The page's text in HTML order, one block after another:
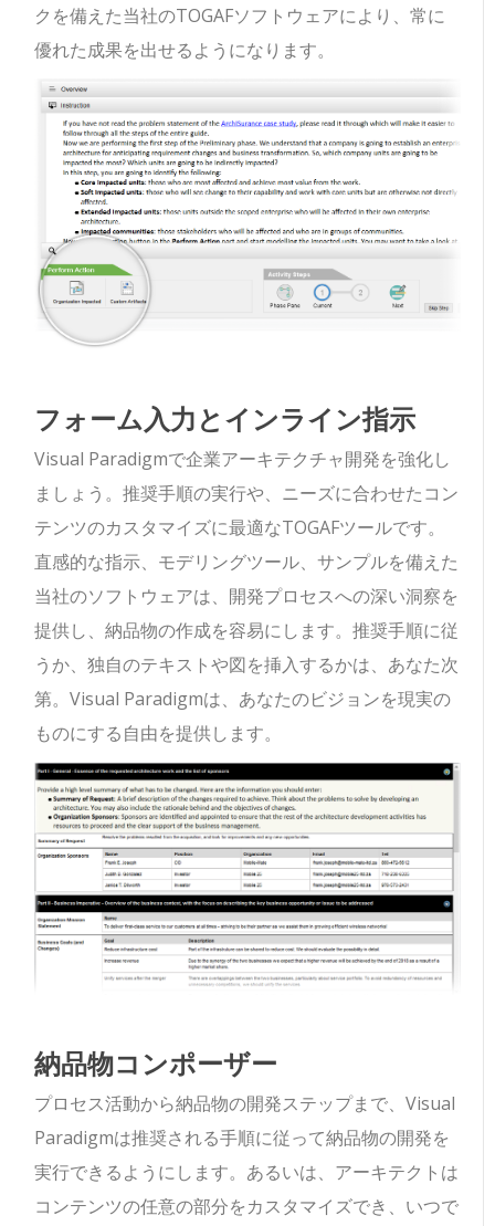
クを備えた当社のTOGAFソフトウェアにより、常に
優れた成果を出せるようになります。
フォーム入力とインライン指示
Visual Paradigmで企業アーキテクチャ開発を強化し
ましょう。推奨手順の実行や、ニーズに合わせたコン
テンツのカスタマイズに最適なTOGAFツールです。
直感的な指示、モデリングツール、サンプルを備えた
当社のソフトウェアは、開発プロセスへの深い洞察を
提供し、納品物の作成を容易にします。推奨手順に従
うか、独自のテキストや図を挿入するかは、あなた次
第。Visual Paradigmは、あなたのビジョンを現実の
ものにする自由を提供します。
納品物コンポーザー
プロセス活動から納品物の開発ステップまで、Visual
Paradigmは推奨される手順に従って納品物の開発を
実行できるようにします。あるいは、アーキテクトは
コンテンツの任意の部分をカスタマイズでき、いつで